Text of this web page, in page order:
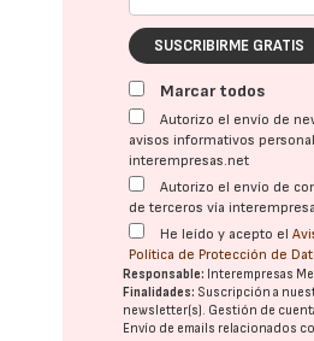
SUSCRIBIRME GRATIS
Marcar todos
Autorizo el envío de
avisos informativos
interempresas.net
Autorizo el envío de
de terceros vía
He leído y acepto el
Política de Protección de
Responsable: Interempresas
Finalidades: Suscripción a
newsletter(s). Gestión de
Envío de emails relacionados